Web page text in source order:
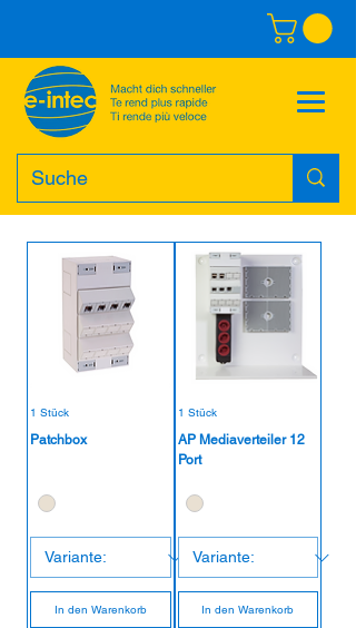
1 Stück
Patchbox
In den Warenkorb
1 Stück
AP Mediaverteiler 12
Port
In den Warenkorb